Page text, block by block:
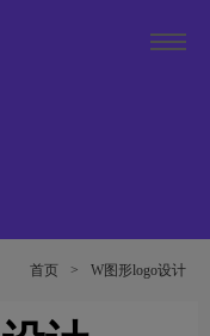
首页 > W图形logo设计